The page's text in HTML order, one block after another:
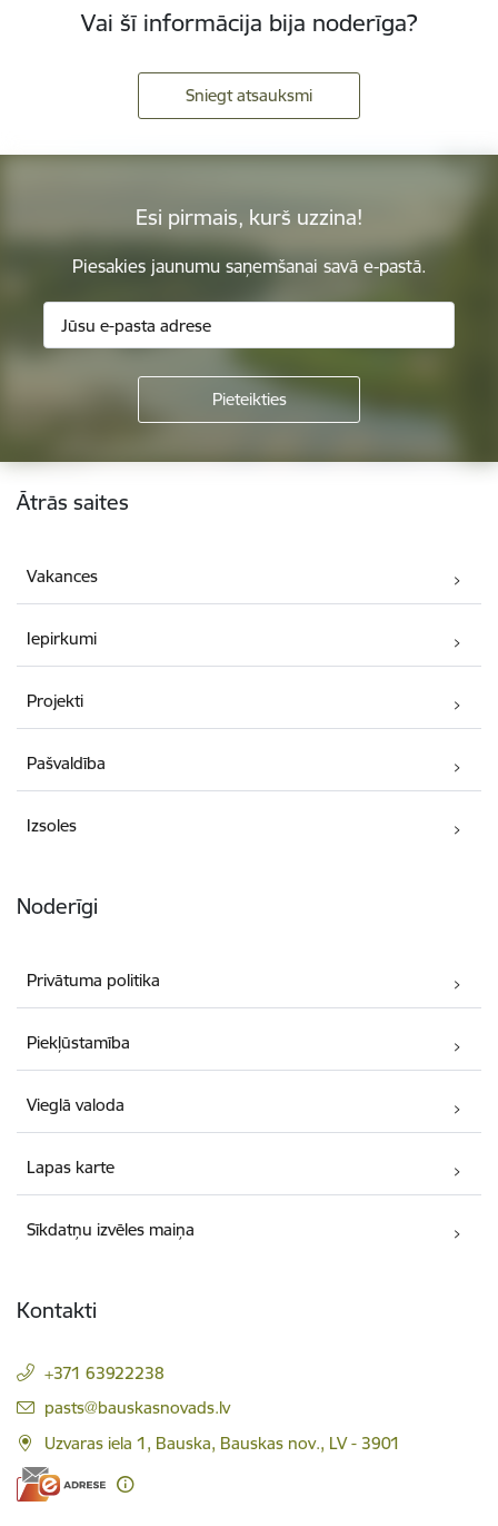
Vai šī informācija bija noderīga?
Sniegt atsauksmi
Esi pirmais, kurš uzzina!
Piesakies jaunumu saņemšanai savā e-pastā.
Kājene
Ātrās saites
Vakances
Iepirkumi
Projekti
Pašvaldība
Izsoles
Noderīgi
Privātuma politika
Piekļūstamība
Vieglā valoda
Lapas karte
Sīkdatņu izvēles maiņa
Kontakti
+371 63922238
E-pasts:
pasts@bauskasnovads.lv
Uzvaras iela 1, Bauska, Bauskas nov., LV - 3901